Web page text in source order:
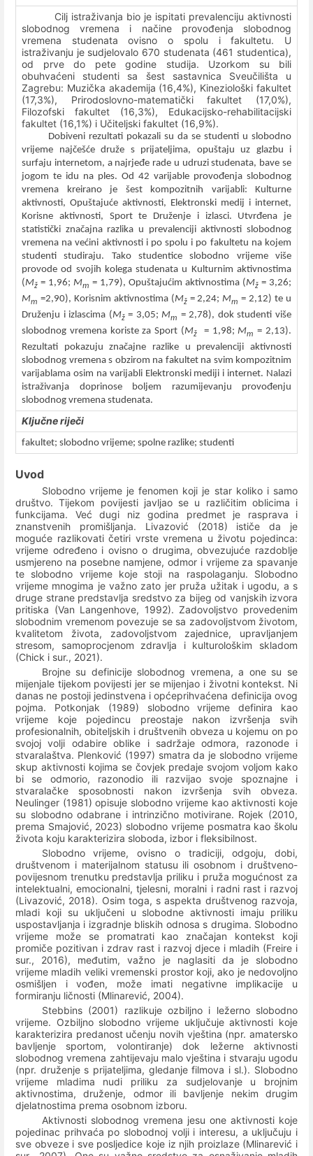
Cilj istraživanja bio je ispitati prevalenciju aktivnosti
slobodnog vremena i načine provođenja slobodnog
vremena studenata ovisno o spolu i fakultetu. U
istraživanju je sudjelovalo 670 studenata (461 studentica),
od prve do pete godine studija. Uzorkom su bili
obuhvaćeni studenti sa šest sastavnica Sveučilišta u
Zagrebu: Muzička akademija (16,4%), Kineziološki fakultet
(17,3%), Prirodoslovno-matematički fakultet (17,0%),
Filozofski fakultet (16,3%), Edukacijsko-rehabilitacijski
fakultet (16,1%) i Učiteljski fakultet (16,9%).
Dobiveni rezultati pokazali su da se studenti u slobodno
vrijeme najčešće druže s prijateljima, opuštaju uz glazbu i
surfaju internetom, a najrjeđe rade u udruzi studenata, bave se
jogom te idu na ples. Od 42 varijable provođenja slobodnog
vremena kreirano je šest kompozitnih varijabli: Kulturne
aktivnosti, Opuštajuće aktivnosti, Elektronski medij i internet,
Korisne aktivnosti, Sport te Druženje i izlasci.
Utvrđena je
statistički značajna razlika u prevalenciji aktivnosti slobodnog
vremena na većini aktivnosti i po spolu i po fakultetu na kojem
studenti studiraju. Tako studentice slobodno vrijeme više
provode od svojih kolega studenata u Kulturnim aktivnostima
(Mž = 1,96; Mm = 1,79), Opuštajućim aktivnostima (Mž = 3,26;
Mm =2,90), Korisnim aktivnostima (Mž= 2,24;Mm = 2,12) te u
Druženju i izlascima (Mž= 3,05;Mm = 2,78), dok studenti više
slobodnog vremena koriste za Sport (Mž = 1,98;Mm = 2,13).
Rezultati pokazuju značajne razlike u prevalenciji aktivnosti
slobodnog vremena s obzirom na fakultet na svim kompozitnim
varijablama osim na varijabli Elektronski mediji i internet. Nalazi
istraživanja doprinose boljem razumijevanju provođenju
slobodnog vremena studenata.
Ključne riječi
fakultet; slobodno vrijeme; spolne razlike; studenti
Uvod
Slobodno vrijeme je fenomen koji je star koliko i samo
društvo. Tijekom povijesti javljao se u različitim oblicima i
funkcijama. Već dugi niz godina predmet je rasprava i
znanstvenih promišljanja. Livazović (2018) ističe da je
moguće razlikovati četiri vrste vremena u životu pojedinca:
vrijeme određeno i ovisno o drugima, obvezujuće razdoblje
usmjereno na posebne namjene, odmor i vrijeme za spavanje
te slobodno vrijeme koje stoji na raspolaganju. Slobodno
vrijeme mnogima je važno zato jer pruža užitak i ugodu, a s
druge strane predstavlja sredstvo za bijeg od vanjskih izvora
pritiska (Van Langenhove, 1992). Zadovoljstvo provedenim
slobodnim vremenom povezuje se sa zadovoljstvom životom,
kvalitetom života, zadovoljstvom zajednice, upravljanjem
stresom, samoprocjenom zdravlja i kulturološkim skladom
(Chick i sur., 2021).
Brojne su definicije slobodnog vremena, a one su se
mijenjale tijekom povijesti jer se mijenjao i životni kontekst. Ni
danas ne postoji jedinstvena i općeprihvaćena definicija ovog
pojma. Potkonjak (1989) slobodno vrijeme definira kao
vrijeme koje pojedincu preostaje nakon izvršenja svih
profesionalnih, obiteljskih i društvenih obveza u kojemu on po
svojoj volji odabire oblike i sadržaje odmora, razonode i
stvaralaštva. Plenković (1997) smatra da je slobodno vrijeme
skup aktivnosti kojima se čovjek predaje svojom voljom kako
bi se odmorio, razonodio ili razvijao svoje spoznajne i
stvaralačke sposobnosti nakon izvršenja svih obveza.
Neulinger (1981) opisuje slobodno vrijeme kao aktivnosti koje
su slobodno odabrane i intrinzično motivirane. Rojek (2010,
prema Smajović, 2023) slobodno vrijeme posmatra kao školu
života koju karakterizira sloboda, izbor i fleksibilnost.
Slobodno vrijeme, ovisno o tradiciji, odgoju, dobi,
društvenom i materijalnom statusu ili osobnom i društveno-
povijesnom trenutku predstavlja priliku i pruža mogućnost za
intelektualni, emocionalni, tjelesni, moralni i radni rast i razvoj
(Livazović, 2018). Osim toga, s aspekta društvenog razvoja,
mladi koji su uključeni u slobodne aktivnosti imaju priliku
uspostavljanja i izgradnje bliskih odnosa s drugima. Slobodno
vrijeme može se promatrati kao značajan kontekst koji
promiče pozitivan i zdrav rast i razvoj djece i mladih (Freire i
sur., 2016), međutim, važno je naglasiti da je slobodno
vrijeme mladih veliki vremenski prostor koji, ako je nedovoljno
osmišljen i vođen, može imati negativne implikacije u
formiranju ličnosti (Mlinarević, 2004).
Stebbins (2001) razlikuje ozbiljno i ležerno slobodno
vrijeme. Ozbiljno slobodno vrijeme uključuje aktivnosti koje
karakterizira predanost učenju novih vještina (npr. amatersko
bavljenje sportom, volontiranje) dok ležerne aktivnosti
slobodnog vremena zahtijevaju malo vještina i stvaraju ugodu
(npr. druženje s prijateljima, gledanje filmova i sl.). Slobodno
vrijeme mladima nudi priliku za sudjelovanje u brojnim
aktivnostima, druženje, odmor ili bavljenje nekim drugim
djelatnostima prema osobnom izboru.
Aktivnosti slobodnog vremena jesu one aktivnosti koje
pojedinac prihvaća po slobodnoj volji i interesu, a uključuju i
sve obveze i sve posljedice koje iz njih proizlaze (Mlinarević i